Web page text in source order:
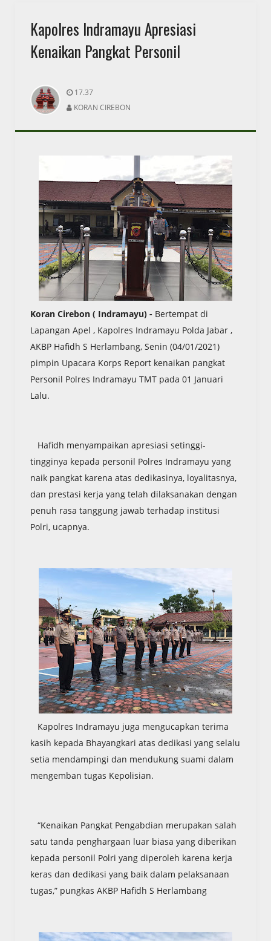
Kapolres Indramayu Apresiasi
Kenaikan Pangkat Personil
17.37
KORAN CIREBON
Koran Cirebon ( Indramayu) - Bertempat di
Lapangan Apel , Kapolres Indramayu Polda Jabar ,
AKBP Hafidh S Herlambang, Senin (04/01/2021)
pimpin Upacara Korps Report kenaikan pangkat
Personil Polres Indramayu TMT pada 01 Januari
Lalu.
Hafidh menyampaikan apresiasi setinggi-
tingginya kepada personil Polres Indramayu yang
naik pangkat karena atas dedikasinya, loyalitasnya,
dan prestasi kerja yang telah dilaksanakan dengan
penuh rasa tanggung jawab terhadap institusi
Polri, ucapnya.
Kapolres Indramayu juga mengucapkan terima
kasih kepada Bhayangkari atas dedikasi yang selalu
setia mendampingi dan mendukung suami dalam
mengemban tugas Kepolisian.
“Kenaikan Pangkat Pengabdian merupakan salah
satu tanda penghargaan luar biasa yang diberikan
kepada personil Polri yang diperoleh karena kerja
keras dan dedikasi yang baik dalam pelaksanaan
tugas,” pungkas AKBP Hafidh S Herlambang